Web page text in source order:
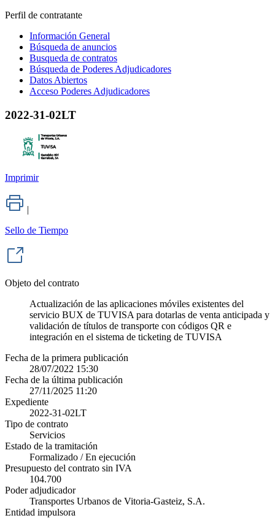
Perfil de contratante
Información General
Búsqueda de anuncios
Busqueda de contratos
Búsqueda de Poderes Adjudicadores
Datos Abiertos
Acceso Poderes Adjudicadores
2022-31-02LT
Imprimir
|
Sello de Tiempo
Objeto del contrato
Actualización de las aplicaciones móviles existentes del
servicio BUX de TUVISA para dotarlas de venta anticipada y
validación de títulos de transporte con códigos QR e
integración en el sistema de ticketing de TUVISA
Fecha de la primera publicación
28/07/2022 15:30
Fecha de la última publicación
27/11/2025 11:20
Expediente
2022-31-02LT
Tipo de contrato
Servicios
Estado de la tramitación
Formalizado / En ejecución
Presupuesto del contrato sin IVA
104.700
Poder adjudicador
Transportes Urbanos de Vitoria-Gasteiz, S.A.
Entidad impulsora